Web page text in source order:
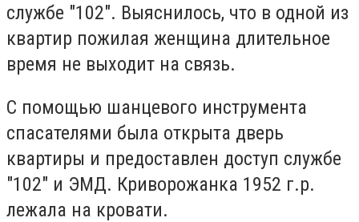
службе "102". Выяснилось, что в одной из
квартир пожилая женщина длительное
время не выходит на связь.
С помощью шанцевого инструмента
спасателями была открыта дверь
квартиры и предоставлен доступ службе
"102" и ЭМД. Криворожанка 1952 г.р.
лежала на кровати.